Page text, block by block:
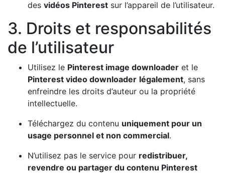
des vidéos Pinterest sur l’appareil de l’utilisateur.
3. Droits et responsabilités
de l’utilisateur
Utilisez le Pinterest image downloader et le
Pinterest video downloader légalement, sans
enfreindre les droits d’auteur ou la propriété
intellectuelle.
Téléchargez du contenu uniquement pour un
usage personnel et non commercial.
N’utilisez pas le service pour redistribuer,
revendre ou partager du contenu Pinterest